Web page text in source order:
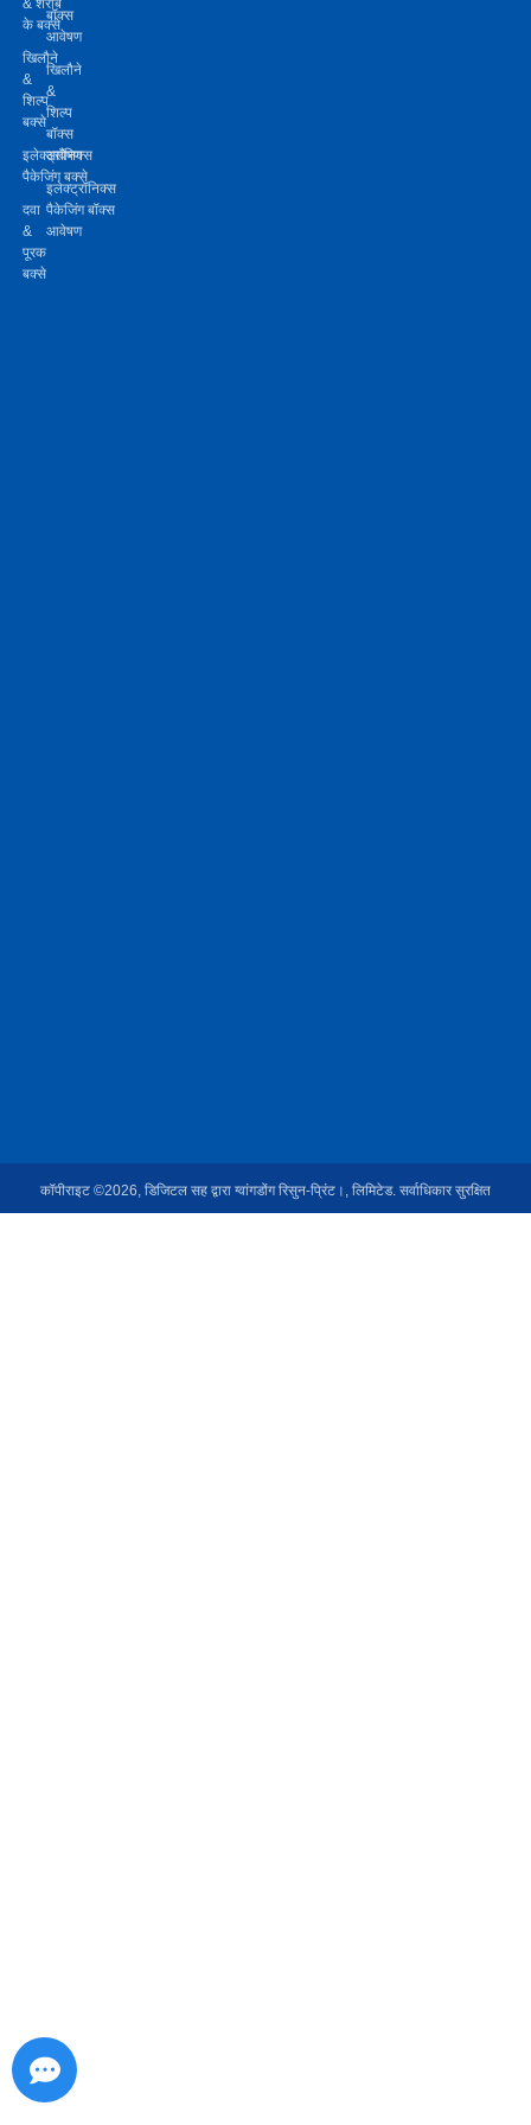
के बक्से
खिलौने
&
शिल्प
बक्से
इलेक्ट्रॉनिक्स
पैकेजिंग बक्से
दवा
&
पूरक
बक्से
बॉक्स
आवेषण
खिलौने
&
शिल्प
बॉक्स
आवेषण
इलेक्ट्रॉनिक्स
पैकेजिंग बॉक्स
आवेषण
कॉपीराइट ©2026, डिजिटल सह द्वारा ग्वांगडोंग रिसुन-प्रिंट।, लिमिटेड. सर्वाधिकार सुरक्षित